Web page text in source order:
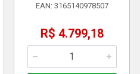
EAN: 3165140978507
R$ 4.799,18